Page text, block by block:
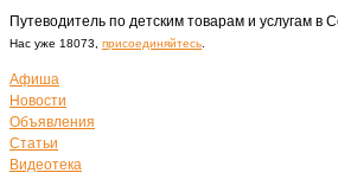
Путеводитель по детским товарам и услугам в
Нас уже 18073, присоединяйтесь
Афиша
Новости
Объявления
Статьи
Видеотека